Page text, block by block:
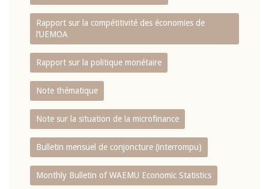
Rapport sur la compétitivité des économies de
l‘UEMOA
Rapport sur la politique monétaire
Note thématique
Note sur la situation de la microfinance
Bulletin mensuel de conjoncture (interrompu)
Monthly Bulletin of WAEMU Economic Statistics